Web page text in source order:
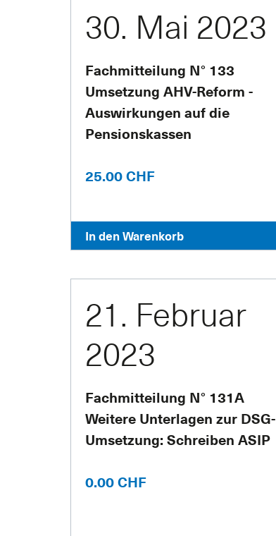
30. Mai 2023
Fachmitteilung N° 133
Umsetzung AHV-Reform -
Auswirkungen auf die
Pensionskassen
25.00 CHF
In den Warenkorb
21. Februar
2023
Fachmitteilung N° 131A
Weitere Unterlagen zur DSG-
Umsetzung: Schreiben ASIP
0.00 CHF